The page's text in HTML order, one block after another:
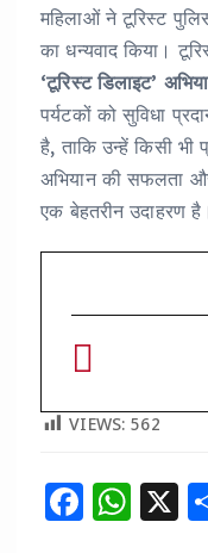
महिलाओं ने टूरिस्ट
का धन्यवाद किया।
‘टूरिस्ट डिलाइट’
पर्यटकों को सुविधा
है, ताकि उन्हें किसी
अभियान की सफलता
एक बेहतरीन उदाहरण है।
VIEWS: 562
F
W X